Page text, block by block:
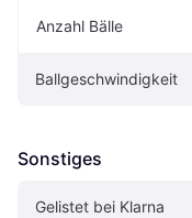
Anzahl Bälle
Ballgeschwindigkeit
Sonstiges
Gelistet bei Klarna